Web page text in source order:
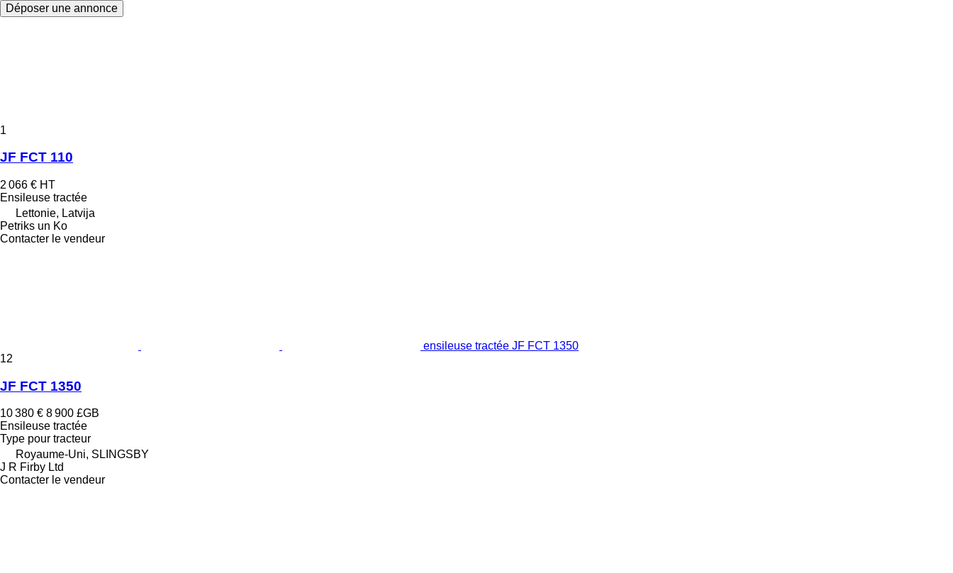
Déposer une annonce
1
JF FCT 110
2 066 € HT
Ensileuse tractée
Lettonie, Latvija
Petriks un Ko
Contacter le vendeur
ensileuse tractée JF FCT 1350
12
JF FCT 1350
10 380 € 8 900 £GB
Ensileuse tractée
Type pour tracteur
Royaume-Uni, SLINGSBY
J R Firby Ltd
Contacter le vendeur